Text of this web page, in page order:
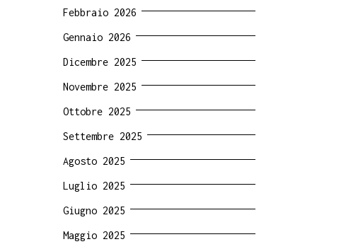
Febbraio 2026
Gennaio 2026
Dicembre 2025
Novembre 2025
Ottobre 2025
Settembre 2025
Agosto 2025
Luglio 2025
Giugno 2025
Maggio 2025